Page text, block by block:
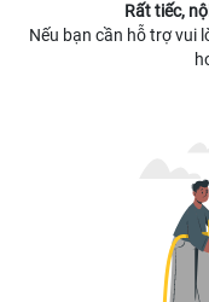
Rất tiếc,
Nếu bạn cần hỗ trợ vui